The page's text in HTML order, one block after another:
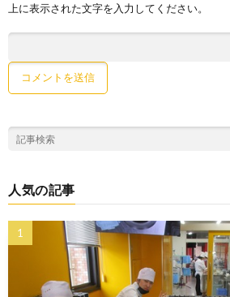
上に表示された文字を入力してください。
人気の記事